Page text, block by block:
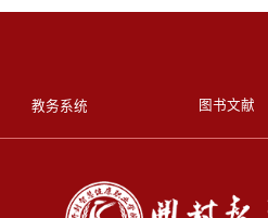
教务系统 图书文献